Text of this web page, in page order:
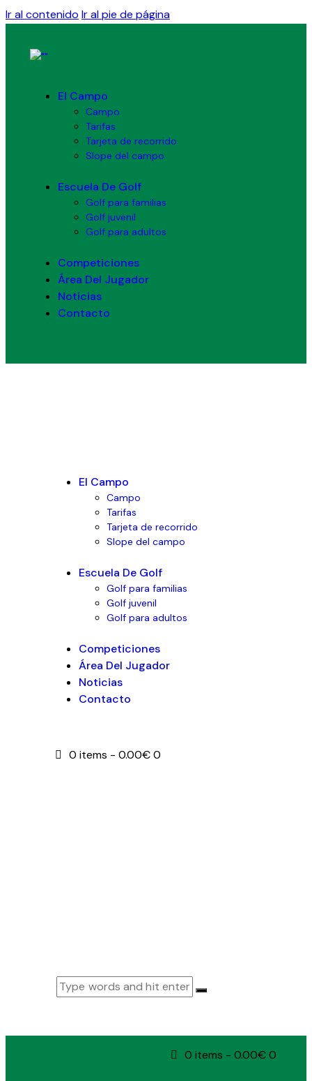
Ir al contenido Ir al pie de página
El Campo
Campo
Tarifas
Tarjeta de recorrido
Slope del campo
Escuela De Golf
Golf para familias
Golf juvenil
Golf para adultos
Competiciones
Área Del Jugador
Noticias
Contacto
El Campo
Campo
Tarifas
Tarjeta de recorrido
Slope del campo
Escuela De Golf
Golf para familias
Golf juvenil
Golf para adultos
Competiciones
Área Del Jugador
Noticias
Contacto
0 items -0.00€ 0
0 items -0.00€ 0